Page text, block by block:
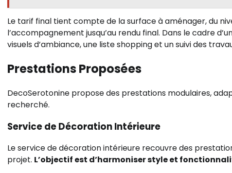
Le tarif final tient compte de la surface à aménager, du
l’accompagnement jusqu’au rendu final. Dans le cadre
visuels d’ambiance, une liste shopping et un suivi des
Prestations Proposées
DecoSerotonine propose des prestations modulaires,
recherché.
Service de Décoration Intérieure
Le service de décoration intérieure recouvre des
projet. L’objectif est d’harmoniser style et